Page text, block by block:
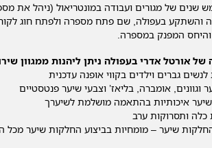
שנים של מגורים ועבודה במונטריאול (ניהל את
והשתקע בעפולה, שם פתח מספרה ולפתח חוג
המפנק במספרה.
אורטל אדרי בעפולה ניתן ליהנות ממגוון
גברים וילדים בקווי אופנה עדכנית
וגוונים, אומברה, בליאז’ וצבעי שיער פנטסטיים
איכותיות בהתאמה מושלמת לשיערך
כלה ותסרוקות ערב
שיער – מומחיות בביצוע החלקות שיער מכל